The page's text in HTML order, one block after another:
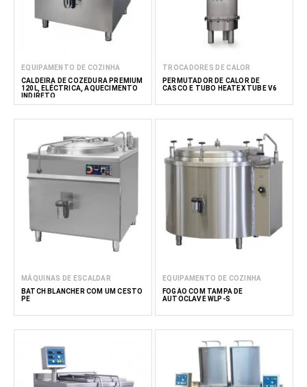
EQUIPAMENTO DE COZINHA
CALDEIRA DE COZEDURA PREMIUM
120L, ELÉCTRICA, AQUECIMENTO
INDIRETO
TROCADORES DE CALOR
PERMUTADOR DE CALOR DE
CASCO E TUBO HEATEX TUBE V6
MÁQUINAS DE ESCALDAR
BATCH BLANCHER COM UM CESTO
PE
EQUIPAMENTO DE COZINHA
FOGÃO COM TAMPA DE
AUTOCLAVE WLP-S